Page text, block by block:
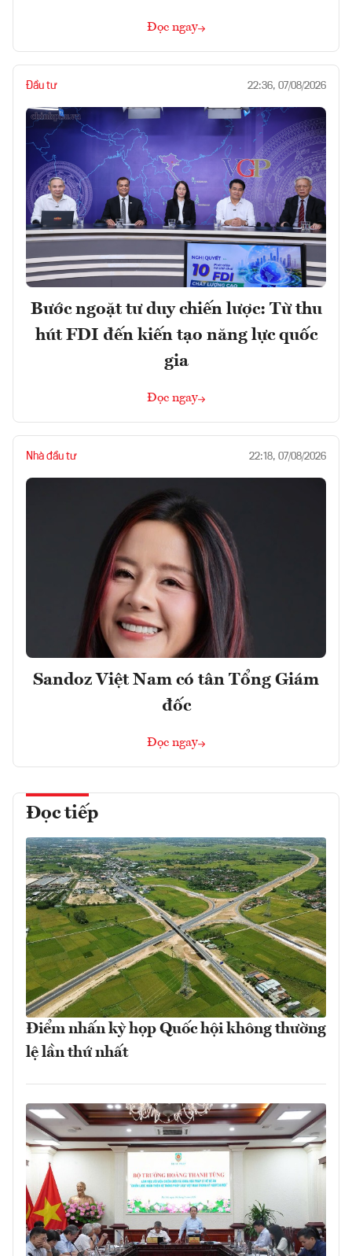
Đọc ngay
Đầu tư 22:36, 07/08/2026
Bước ngoặt tư duy chiến lược: Từ thu
hút FDI đến kiến tạo năng lực quốc
gia
Đọc ngay
Nhà đầu tư 22:18, 07/08/2026
Sandoz Việt Nam có tân Tổng Giám
đốc
Đọc ngay
Đọc tiếp
Điểm nhấn kỳ họp Quốc hội không thường
lệ lần thứ nhất